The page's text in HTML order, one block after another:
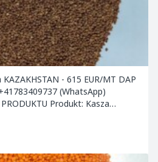
- 615 EUR/MT DAP
(WhatsApp)
PRODUKTU Produkt: Kasza